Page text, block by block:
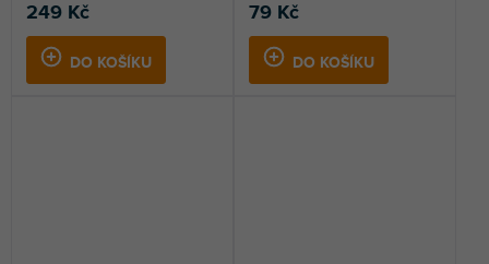
249 Kč
DO KOŠÍKU
79 Kč
DO KOŠÍKU